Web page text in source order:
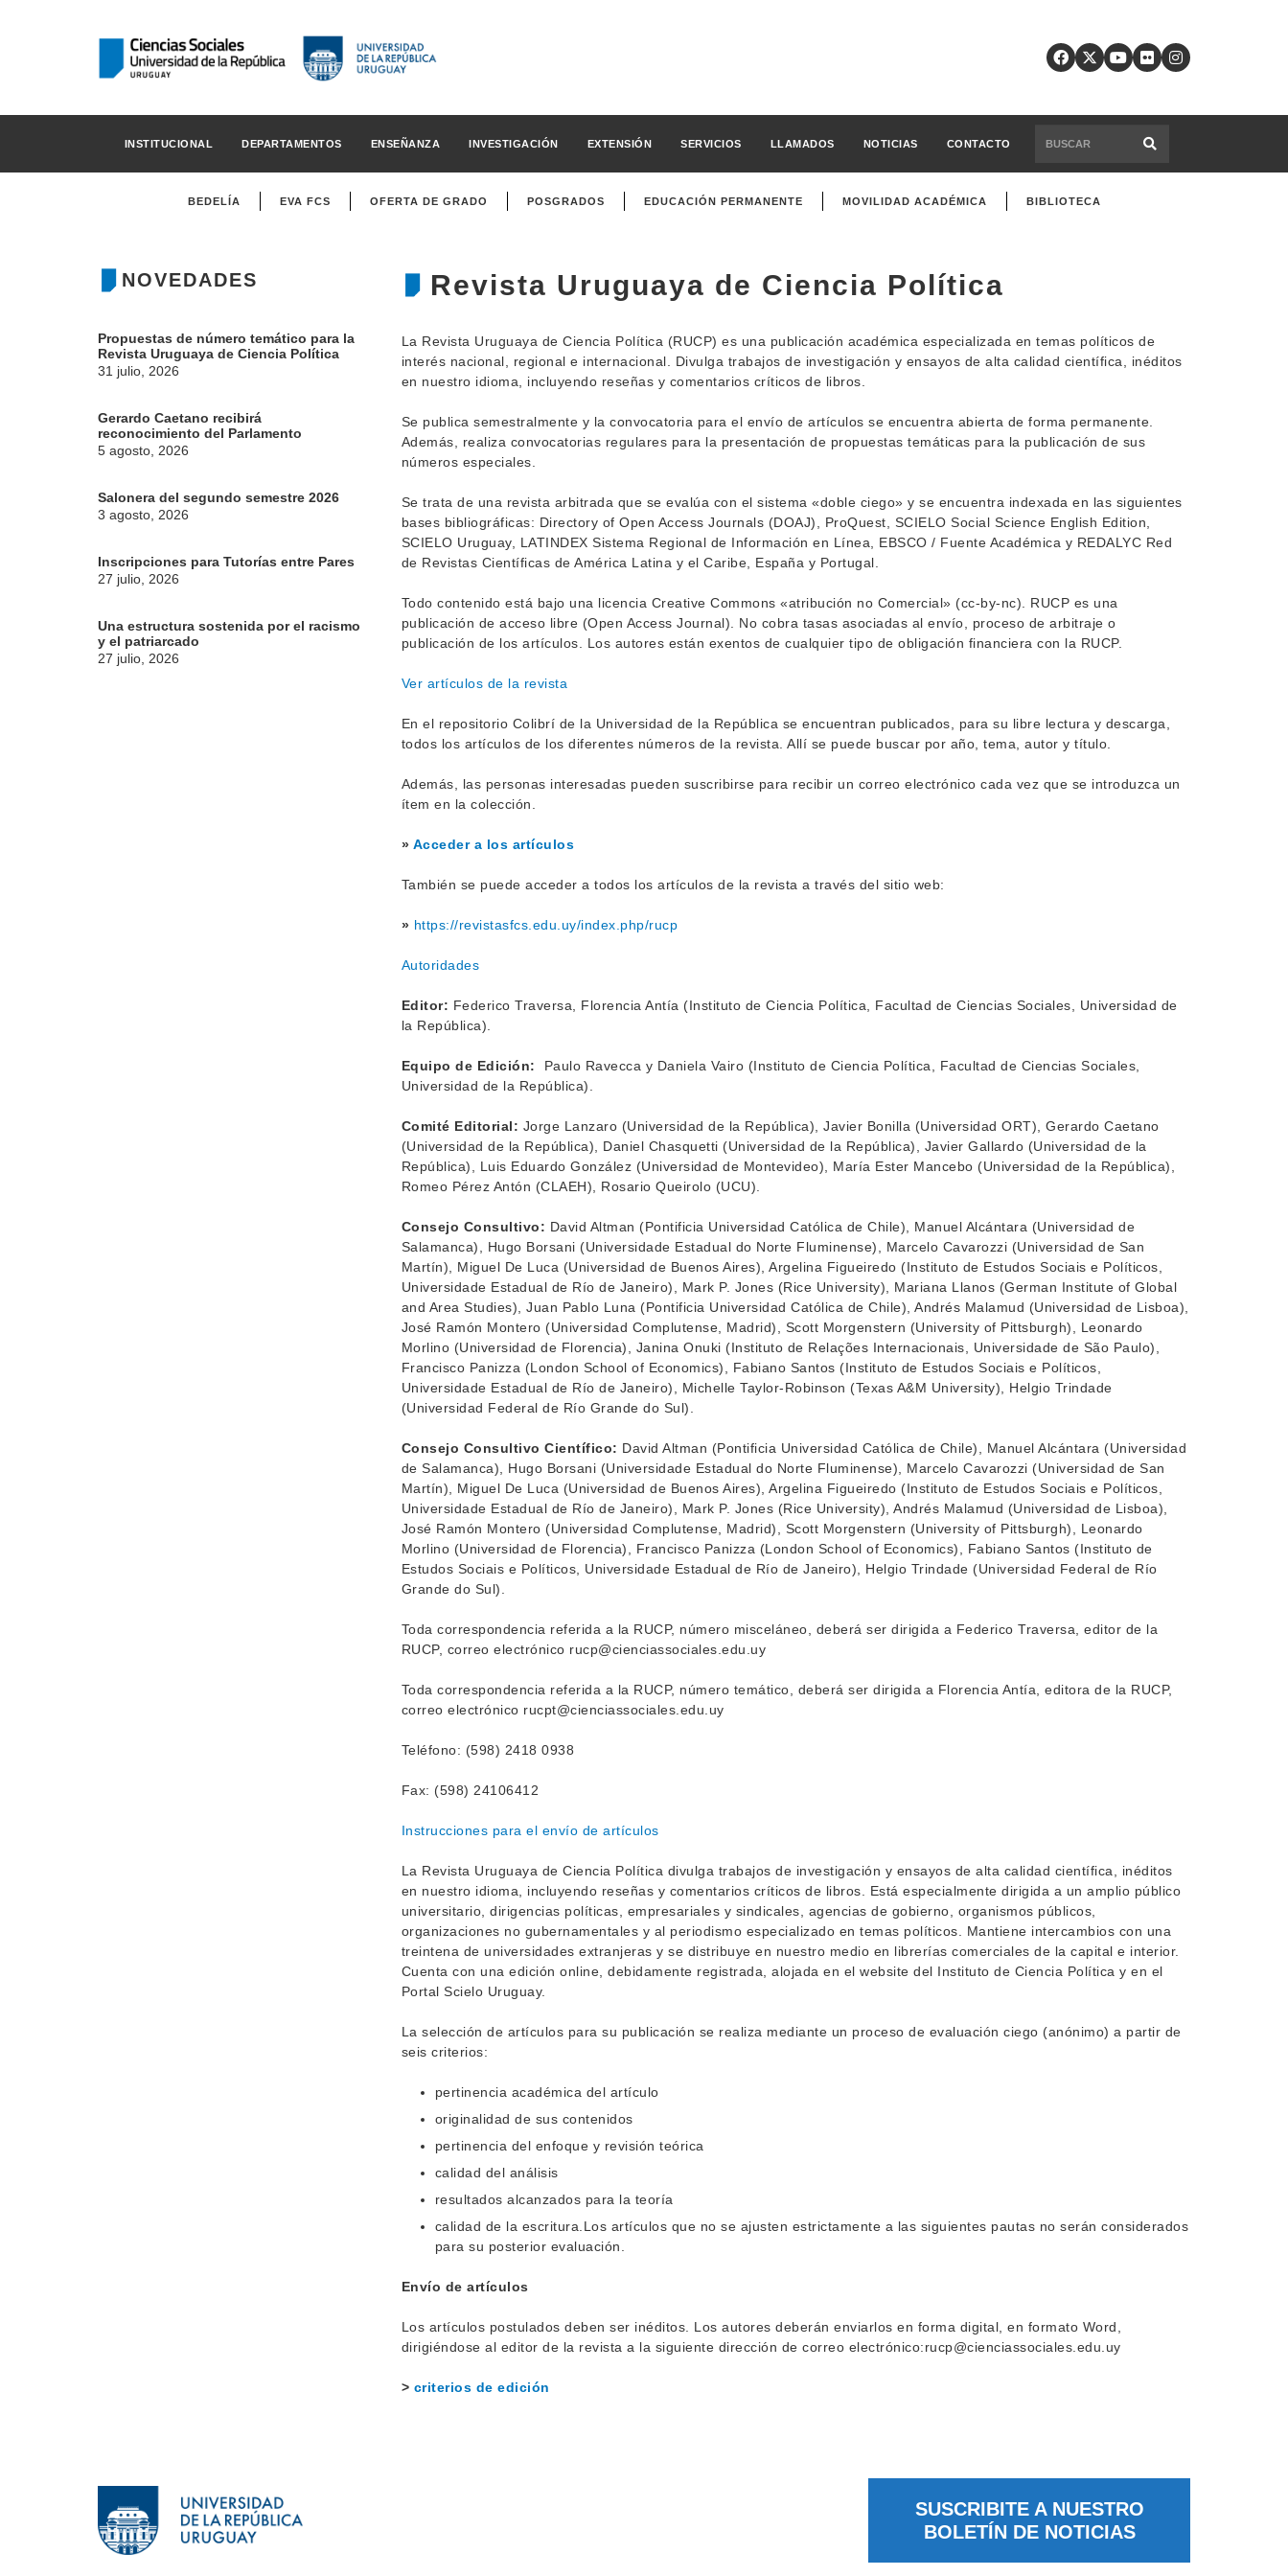
INSTITUCIONAL DEPARTAMENTOS ENSEÑANZA INVESTIGACIÓN EXTENSIÓN SERVICIOS LLAMADOS NOTICIAS CONTACTO
BEDELÍA EVA FCS OFERTA DE GRADO POSGRADOS EDUCACIÓN PERMANENTE MOVILIDAD ACADÉMICA BIBLIOTECA
NOVEDADES
Propuestas de número temático para la
Revista Uruguaya de Ciencia Política
31 julio, 2026
Gerardo Caetano recibirá
reconocimiento del Parlamento
5 agosto, 2026
Salonera del segundo semestre 2026
3 agosto, 2026
Inscripciones para Tutorías entre Pares
27 julio, 2026
Una estructura sostenida por el racismo
y el patriarcado
27 julio, 2026
Revista Uruguaya de Ciencia Política
La Revista Uruguaya de Ciencia Política (RUCP) es una publicación académica especializada en temas políticos de
interés nacional, regional e internacional. Divulga trabajos de investigación y ensayos de alta calidad científica, inéditos
en nuestro idioma, incluyendo reseñas y comentarios críticos de libros.
Se publica semestralmente y la convocatoria para el envío de artículos se encuentra abierta de forma permanente.
Además, realiza convocatorias regulares para la presentación de propuestas temáticas para la publicación de sus
números especiales.
Se trata de una revista arbitrada que se evalúa con el sistema «doble ciego» y se encuentra indexada en las siguientes
bases bibliográficas: Directory of Open Access Journals (DOAJ), ProQuest, SCIELO Social Science English Edition,
SCIELO Uruguay, LATINDEX Sistema Regional de Información en Línea, EBSCO / Fuente Académica y REDALYC Red
de Revistas Científicas de América Latina y el Caribe, España y Portugal.
Todo contenido está bajo una licencia Creative Commons «atribución no Comercial» (cc-by-nc). RUCP es una
publicación de acceso libre (Open Access Journal). No cobra tasas asociadas al envío, proceso de arbitraje o
publicación de los artículos. Los autores están exentos de cualquier tipo de obligación financiera con la RUCP.
Ver artículos de la revista
En el repositorio Colibrí de la Universidad de la República se encuentran publicados, para su libre lectura y descarga,
todos los artículos de los diferentes números de la revista. Allí se puede buscar por año, tema, autor y título.
Además, las personas interesadas pueden suscribirse para recibir un correo electrónico cada vez que se introduzca un
ítem en la colección.
» Acceder a los artículos
También se puede acceder a todos los artículos de la revista a través del sitio web:
» https://revistasfcs.edu.uy/index.php/rucp
Autoridades
Editor: Federico Traversa, Florencia Antía (Instituto de Ciencia Política, Facultad de Ciencias Sociales, Universidad de
la República).
Equipo de Edición:
Paulo Ravecca y Daniela Vairo (Instituto de Ciencia Política, Facultad de Ciencias Sociales,
Universidad de la República).
Comité Editorial: Jorge Lanzaro (Universidad de la República), Javier Bonilla (Universidad ORT), Gerardo Caetano
(Universidad de la República), Daniel Chasquetti (Universidad de la República), Javier Gallardo (Universidad de la
República), Luis Eduardo González (Universidad de Montevideo), María Ester Mancebo (Universidad de la República),
Romeo Pérez Antón (CLAEH), Rosario Queirolo (UCU).
Consejo Consultivo: David Altman (Pontificia Universidad Católica de Chile), Manuel Alcántara (Universidad de
Salamanca), Hugo Borsani (Universidade Estadual do Norte Fluminense), Marcelo Cavarozzi (Universidad de San
Martín), Miguel De Luca (Universidad de Buenos Aires), Argelina Figueiredo (Instituto de Estudos Sociais e Políticos,
Universidade Estadual de Río de Janeiro), Mark P. Jones (Rice University), Mariana Llanos (German Institute of Global
and Area Studies), Juan Pablo Luna (Pontificia Universidad Católica de Chile), Andrés Malamud (Universidad de Lisboa),
José Ramón Montero (Universidad Complutense, Madrid), Scott Morgenstern (University of Pittsburgh), Leonardo
Morlino (Universidad de Florencia), Janina Onuki (Instituto de Relações Internacionais, Universidade de São Paulo),
Francisco Panizza (London School of Economics), Fabiano Santos (Instituto de Estudos Sociais e Políticos,
Universidade Estadual de Río de Janeiro), Michelle Taylor-Robinson (Texas A&M University), Helgio Trindade
(Universidad Federal de Río Grande do Sul).
Consejo Consultivo Científico: David Altman (Pontificia Universidad Católica de Chile), Manuel Alcántara (Universidad
de Salamanca), Hugo Borsani (Universidade Estadual do Norte Fluminense), Marcelo Cavarozzi (Universidad de San
Martín), Miguel De Luca (Universidad de Buenos Aires), Argelina Figueiredo (Instituto de Estudos Sociais e Políticos,
Universidade Estadual de Río de Janeiro), Mark P. Jones (Rice University), Andrés Malamud (Universidad de Lisboa),
José Ramón Montero (Universidad Complutense, Madrid), Scott Morgenstern (University of Pittsburgh), Leonardo
Morlino (Universidad de Florencia), Francisco Panizza (London School of Economics), Fabiano Santos (Instituto de
Estudos Sociais e Políticos, Universidade Estadual de Río de Janeiro), Helgio Trindade (Universidad Federal de Río
Grande do Sul).
Toda correspondencia referida a la RUCP, número misceláneo, deberá ser dirigida a Federico Traversa, editor de la
RUCP, correo electrónico rucp@cienciassociales.edu.uy
Toda correspondencia referida a la RUCP, número temático, deberá ser dirigida a Florencia Antía, editora de la RUCP,
correo electrónico rucpt@cienciassociales.edu.uy
Teléfono: (598) 2418 0938
Fax: (598) 24106412
Instrucciones para el envío de artículos
La Revista Uruguaya de Ciencia Política divulga trabajos de investigación y ensayos de alta calidad científica, inéditos
en nuestro idioma, incluyendo reseñas y comentarios críticos de libros. Está especialmente dirigida a un amplio público
universitario, dirigencias políticas, empresariales y sindicales, agencias de gobierno, organismos públicos,
organizaciones no gubernamentales y al periodismo especializado en temas políticos. Mantiene intercambios con una
treintena de universidades extranjeras y se distribuye en nuestro medio en librerías comerciales de la capital e interior.
Cuenta con una edición online, debidamente registrada, alojada en el website del Instituto de Ciencia Política y en el
Portal Scielo Uruguay.
La selección de artículos para su publicación se realiza mediante un proceso de evaluación ciego (anónimo) a partir de
seis criterios:
pertinencia académica del artículo
originalidad de sus contenidos
pertinencia del enfoque y revisión teórica
calidad del análisis
resultados alcanzados para la teoría
calidad de la escritura.Los artículos que no se ajusten estrictamente a las siguientes pautas no serán considerados
para su posterior evaluación.
Envío de artículos
Los artículos postulados deben ser inéditos. Los autores deberán enviarlos en forma digital, en formato Word,
dirigiéndose al editor de la revista a la siguiente dirección de correo electrónico:rucp@cienciassociales.edu.uy
> criterios de edición
SUSCRIBITE A NUESTRO
BOLETÍN DE NOTICIAS